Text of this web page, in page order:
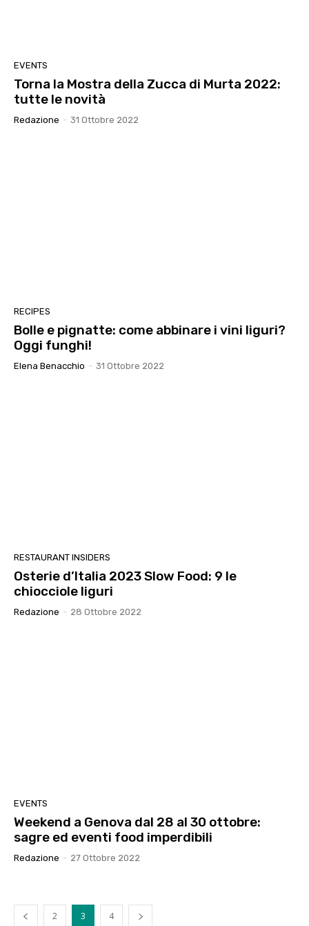
EVENTS
Torna la Mostra della Zucca di Murta 2022:
tutte le novità
Redazione - 31 Ottobre 2022
RECIPES
Bolle e pignatte: come abbinare i vini liguri?
Oggi funghi!
Elena Benacchio - 31 Ottobre 2022
RESTAURANT INSIDERS
Osterie d’Italia 2023 Slow Food: 9 le
chiocciole liguri
Redazione - 28 Ottobre 2022
EVENTS
Weekend a Genova dal 28 al 30 ottobre:
sagre ed eventi food imperdibili
Redazione - 27 Ottobre 2022
2 3 4